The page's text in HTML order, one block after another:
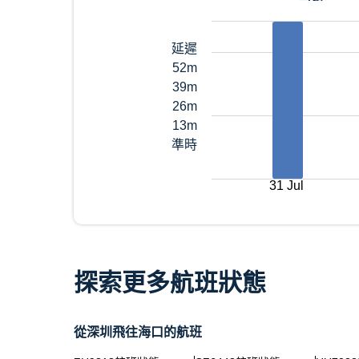
延遲
52m
39m
26m
13m
準時
31 Jul
探索更多航班狀態
從深圳飛往海口的航班